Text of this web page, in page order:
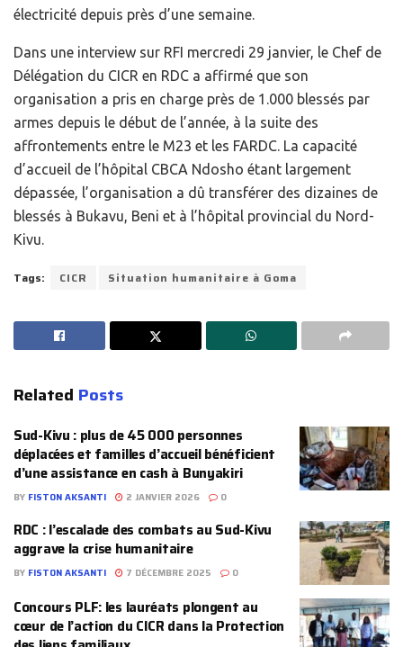
électricité depuis près d’une semaine.
Dans une interview sur RFI mercredi 29 janvier, le Chef de
Délégation du CICR en RDC a affirmé que son
organisation a pris en charge près de 1.000 blessés par
armes depuis le début de l’année, à la suite des
affrontements entre le M23 et les FARDC. La capacité
d’accueil de l’hôpital CBCA Ndosho étant largement
dépassée, l’organisation a dû transférer des dizaines de
blessés à Bukavu, Beni et à l’hôpital provincial du Nord-
Kivu.
Tags: CICR Situation humanitaire à Goma
Related Posts
Sud-Kivu : plus de 45 000 personnes
déplacées et familles d’accueil bénéficient
d’une assistance en cash à Bunyakiri
BY FISTON AKSANTI 2 JANVIER 2026 0
RDC : l’escalade des combats au Sud-Kivu
aggrave la crise humanitaire
BY FISTON AKSANTI 7 DÉCEMBRE 2025 0
Concours PLF: les lauréats plongent au
cœur de l’action du CICR dans la Protection